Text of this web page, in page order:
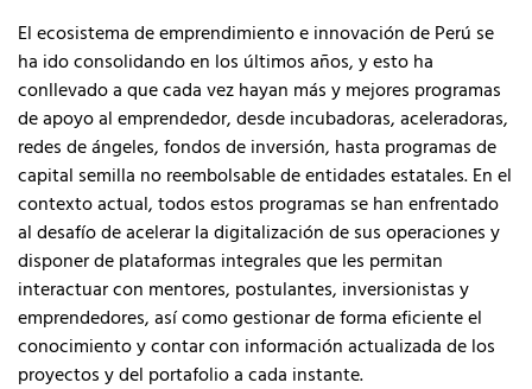
El ecosistema de emprendimiento e innovación de Perú se
ha ido consolidando en los últimos años, y esto ha
conllevado a que cada vez hayan más y mejores programas
de apoyo al emprendedor, desde incubadoras, aceleradoras,
redes de ángeles, fondos de inversión, hasta programas de
capital semilla no reembolsable de entidades estatales. En el
contexto actual, todos estos programas se han enfrentado
al desafío de acelerar la digitalización de sus operaciones y
disponer de plataformas integrales que les permitan
interactuar con mentores, postulantes, inversionistas y
emprendedores, así como gestionar de forma eficiente el
conocimiento y contar con información actualizada de los
proyectos y del portafolio a cada instante.